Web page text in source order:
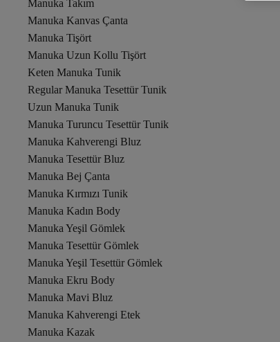
Manuka Takım
Manuka Kanvas Çanta
Manuka Tişört
Manuka Uzun Kollu Tişört
Keten Manuka Tunik
Regular Manuka Tesettür Tunik
Uzun Manuka Tunik
Manuka Turuncu Tesettür Tunik
Manuka Kahverengi Bluz
Manuka Tesettür Bluz
Manuka Bej Çanta
Manuka Kırmızı Tunik
Manuka Kadın Body
Manuka Yeşil Gömlek
Manuka Tesettür Gömlek
Manuka Yeşil Tesettür Gömlek
Manuka Ekru Body
Manuka Mavi Bluz
Manuka Kahverengi Etek
Manuka Kazak